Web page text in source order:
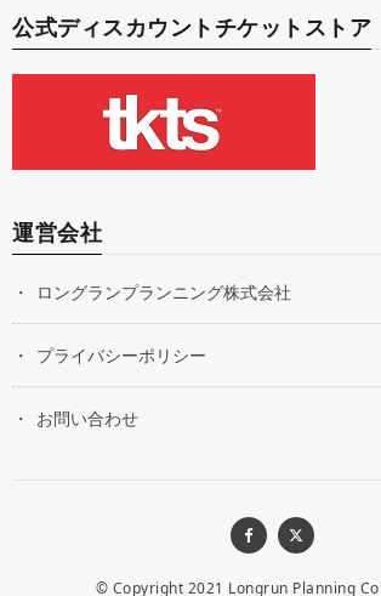
公式ディスカウントチケットストア
運営会社
ロングランプランニング株式会社
プライバシーポリシー
お問い合わせ
© Copyright 2021 Longrun Planning